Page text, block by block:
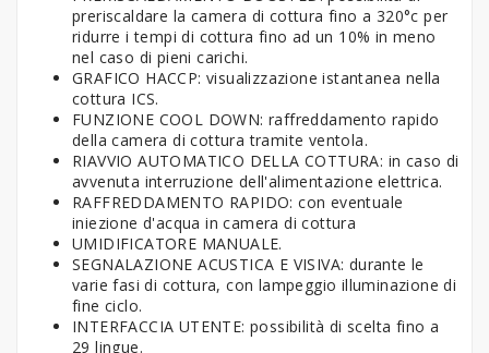
preriscaldare la camera di cottura fino a 320°c per
ridurre i tempi di cottura fino ad un 10% in meno
nel caso di pieni carichi.
GRAFICO HACCP: visualizzazione istantanea nella
cottura ICS.
FUNZIONE COOL DOWN: raffreddamento rapido
della camera di cottura tramite ventola.
RIAVVIO AUTOMATICO DELLA COTTURA: in caso di
avvenuta interruzione dell'alimentazione elettrica.
RAFFREDDAMENTO RAPIDO: con eventuale
iniezione d'acqua in camera di cottura
UMIDIFICATORE MANUALE.
SEGNALAZIONE ACUSTICA E VISIVA: durante le
varie fasi di cottura, con lampeggio illuminazione di
fine ciclo.
INTERFACCIA UTENTE: possibilità di scelta fino a
29 lingue.